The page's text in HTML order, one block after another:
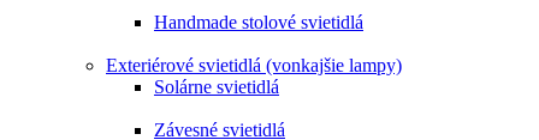
Handmade stolové svietidlá
Exteriérové svietidlá (vonkajšie lampy)
Solárne svietidlá
Závesné svietidlá